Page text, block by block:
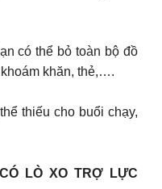
có thể bỏ toàn bộ đồ
khăn, thẻ,….
thiếu cho buổi chạy,
LÒ XO TRỢ LỰC